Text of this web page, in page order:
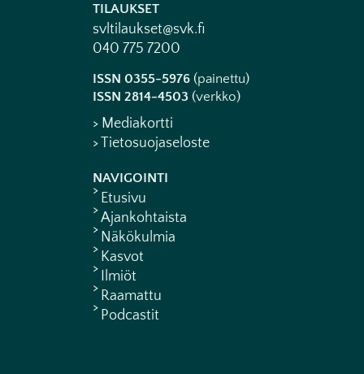
TILAUKSET
svltilaukset@svk.fi
040 775 7200
ISSN 0355-5976 (painettu)
ISSN 2814-4503 (verkko)
> Mediakortti
> Tietosuojaseloste
NAVIGOINTI
Etusivu
Ajankohtaista
Näkökulmia
Kasvot
Ilmiöt
Raamattu
Podcastit